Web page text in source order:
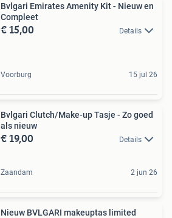
Bvlgari Emirates Amenity Kit - Nieuw en
Compleet
€ 15,00 Details
Voorburg 15 jul 26
Bvlgari Clutch/Make-up Tasje - Zo goed
als nieuw
€ 19,00 Details
Zaandam 2 jun 26
Nieuw BVLGARI makeuptas limited